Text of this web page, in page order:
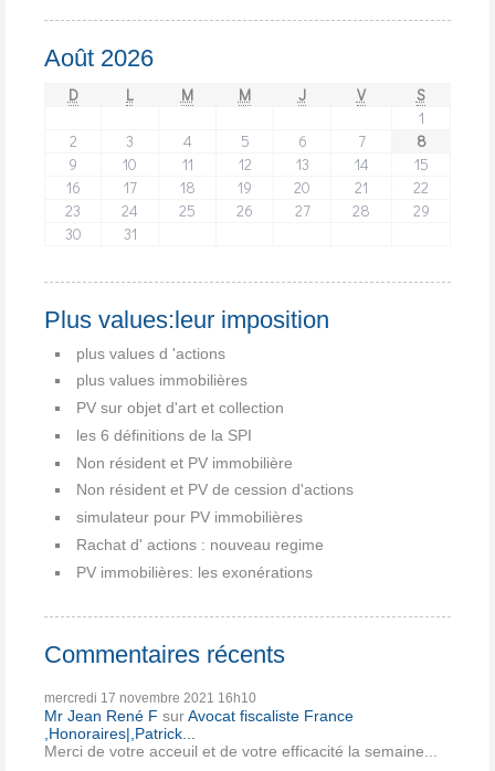
Août 2026
D L M M J V
S
1
2
3 4 5 6 7
8
9
10 11 12 13 14
15
16
17 18 19 20 21
22
23
24 25 26 27 28
29
30
31
Plus values:leur imposition
plus values d 'actions
plus values immobilières
PV sur objet d'art et collection
les 6 définitions de la SPI
Non résident et PV immobilière
Non résident et PV de cession d'actions
simulateur pour PV immobilières
Rachat d' actions : nouveau regime
PV immobilières: les exonérations
Commentaires récents
mercredi 17 novembre 2021 16h10
Mr Jean René F surAvocat fiscaliste France
,Honoraires|,Patrick...
Merci de votre acceuil et de votre efficacité la semaine...